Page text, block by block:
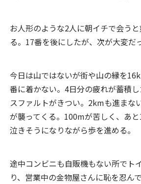
お人形のような2人に朝イチで会う
る。17番を後にしたが、次が大変だ
今日は山ではないが街や山の縁を
番に着かない。4日分の疲れが蓄積
スファルトがきつい。2kmも進まな
が襲ってくる。100mが苦しく、あ
泣きそうになりながら歩を進める。
途中コンビニも自販機もない所でト
り、営業中の金物屋さんに恥を忍ん